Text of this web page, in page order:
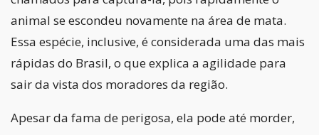
animal se escondeu novamente na área de mata.
Essa espécie, inclusive, é considerada uma das mais
rápidas do Brasil, o que explica a agilidade para
sair da vista dos moradores da região.
Apesar da fama de perigosa, ela pode até morder,